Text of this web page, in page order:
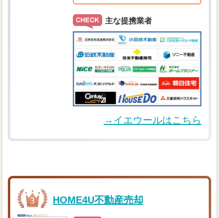
主な提携業者
→イエウールはこちら
HOME4U不動産売却